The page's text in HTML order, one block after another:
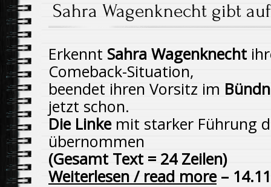
Sahra Wagenknecht gibt
Erkennt Sahra Wagenknecht
Comeback-Situation,
beendet ihren Vorsitz im
jetzt schon.
Die Linkemit starker Führung
übernommen
(Gesamt Text = 24 Zeilen)
Weiterlesen / read more–